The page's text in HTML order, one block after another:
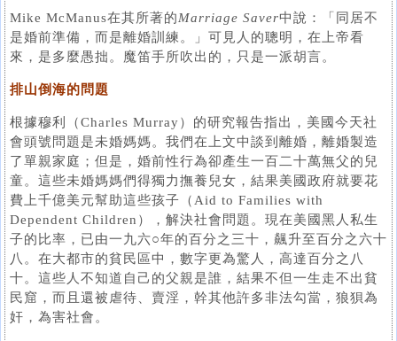
Mike McManus在其所著的Marriage Saver中說：「同居不
是婚前準備，而是離婚訓練。」可見人的聰明，在上帝看
來，是多麼愚拙。魔笛手所吹出的，只是一派胡言。
排山倒海的問題
根據穆利（Charles Murray）的研究報告指出，美國今天社
會頭號問題是未婚媽媽。我們在上文中談到離婚，離婚製造
了單親家庭；但是，婚前性行為卻產生一百二十萬無父的兒
童。這些未婚媽媽們得獨力撫養兒女，結果美國政府就要花
費上千億美元幫助這些孩子（Aid to Families with
Dependent Children），解決社會問題。現在美國黑人私生
子的比率，已由一九六○年的百分之三十，飆升至百分之六十
八。在大都市的貧民區中，數字更為驚人，高達百分之八
十。這些人不知道自己的父親是誰，結果不但一生走不出貧
民窟，而且還被虐待、賣淫，幹其他許多非法勾當，狼狽為
奸，為害社會。